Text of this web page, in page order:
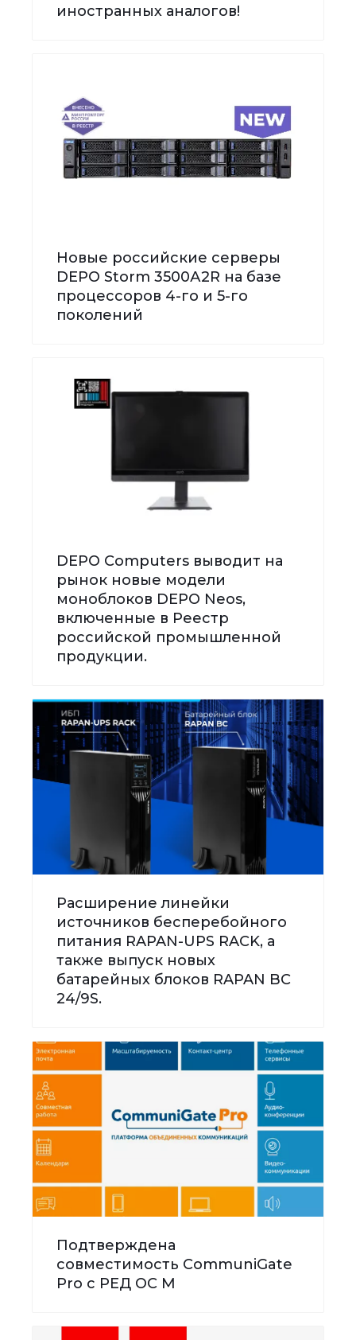
иностранных аналогов!
Новые российские серверы
DEPO Storm 3500А2R на базе
процессоров 4-го и 5-го
поколений
DEPO Computers выводит на
рынок новые модели
моноблоков DEPO Neos,
включенные в Реестр
российской промышленной
продукции.
Расширение линейки
источников бесперебойного
питания RAPAN-UPS RACK, а
также выпуск новых
батарейных блоков RAPAN BC
24/9S.
Подтверждена
совместимость CommuniGate
Pro с РЕД ОС М